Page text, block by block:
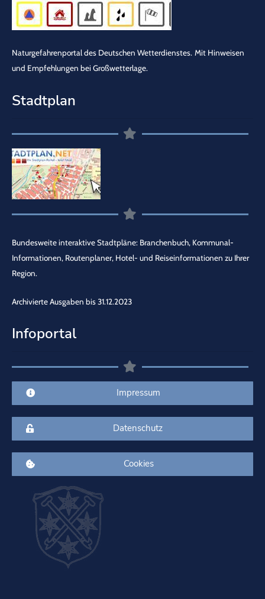
Naturgefahrenportal des Deutschen Wetterdienstes. Mit Hinweisen
und Empfehlungen bei Großwetterlage.
Stadtplan
Bundesweite interaktive Stadtpläne: Branchenbuch, Kommunal-
Informationen, Routenplaner, Hotel- und Reiseinformationen zu Ihrer
Region.
Archivierte Ausgaben bis 31.12.2023
Infoportal
Impressum
Datenschutz
Cookies